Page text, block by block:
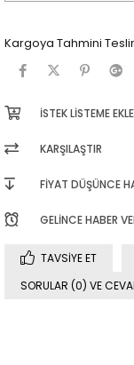
Kargoya Tahmini
İSTEK LISTEME EKLE
KARŞILAŞTIR
FIYAT DÜŞÜNCE
GELINCE HABER
TAVSIYE ET
SORULAR (0) VE